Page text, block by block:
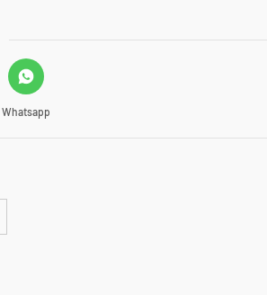
Whatsapp